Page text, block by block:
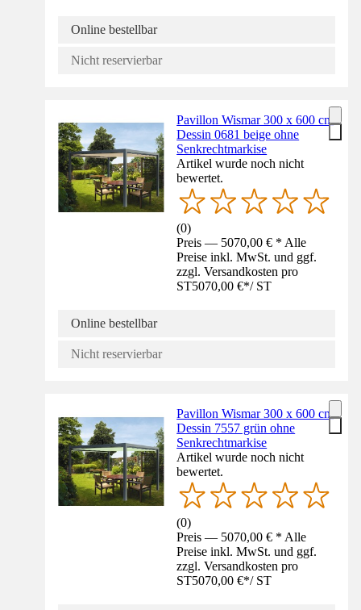
Online bestellbar
Nicht reservierbar
Pavillon Wismar 300 x 600 cm
Dessin 0681 beige ohne
Senkrechtmarkise
Artikel wurde noch nicht
bewertet.
(0)
Preis — 5070,00 € * Alle
Preise inkl. MwSt. und ggf.
zzgl. Versandkosten pro
ST5070,00 €*/ ST
Online bestellbar
Nicht reservierbar
Pavillon Wismar 300 x 600 cm
Dessin 7557 grün ohne
Senkrechtmarkise
Artikel wurde noch nicht
bewertet.
(0)
Preis — 5070,00 € * Alle
Preise inkl. MwSt. und ggf.
zzgl. Versandkosten pro
ST5070,00 €*/ ST